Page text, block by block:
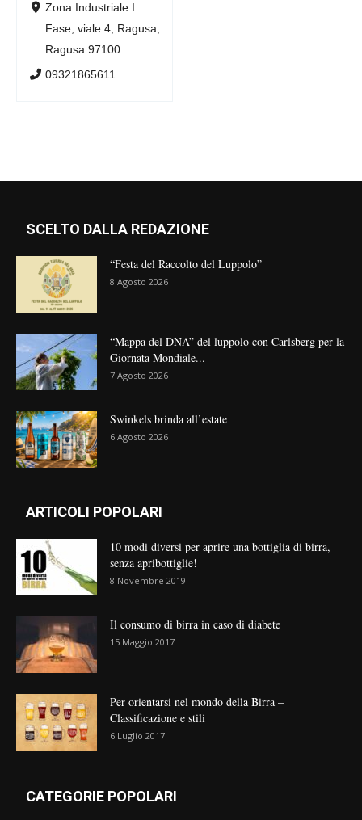
Zona Industriale I
Fase, viale 4, Ragusa,
Ragusa 97100
09321865611
SCELTO DALLA REDAZIONE
“Festa del Raccolto del Luppolo”
8 Agosto 2026
“Mappa del DNA” del luppolo con Carlsberg per la
Giornata Mondiale...
7 Agosto 2026
Swinkels brinda all’estate
6 Agosto 2026
ARTICOLI POPOLARI
10 modi diversi per aprire una bottiglia di birra,
senza apribottiglie!
8 Novembre 2019
Il consumo di birra in caso di diabete
15 Maggio 2017
Per orientarsi nel mondo della Birra –
Classificazione e stili
6 Luglio 2017
CATEGORIE POPOLARI